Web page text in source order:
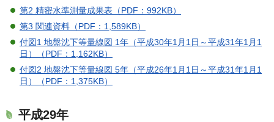
第2 精密水準測量成果表（PDF：992KB）
第3 関連資料（PDF：1,589KB）
付図1 地盤沈下等量線図 1年（平成30年1月1日～平成31年1月1
日）（PDF：1,162KB）
付図2 地盤沈下等量線図 5年（平成26年1月1日～平成31年1月1
日）（PDF：1,375KB）
平成29年